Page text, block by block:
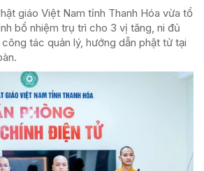
giáo Việt Nam tỉnh Thanh Hóa vừa tổ
bổ nhiệm trụ trì cho 3 vị tăng, ni đủ
tác quản lý, hướng dẫn phật tử tại